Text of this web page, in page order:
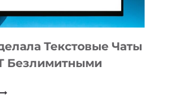
Текстовые Чаты
Безлимитными